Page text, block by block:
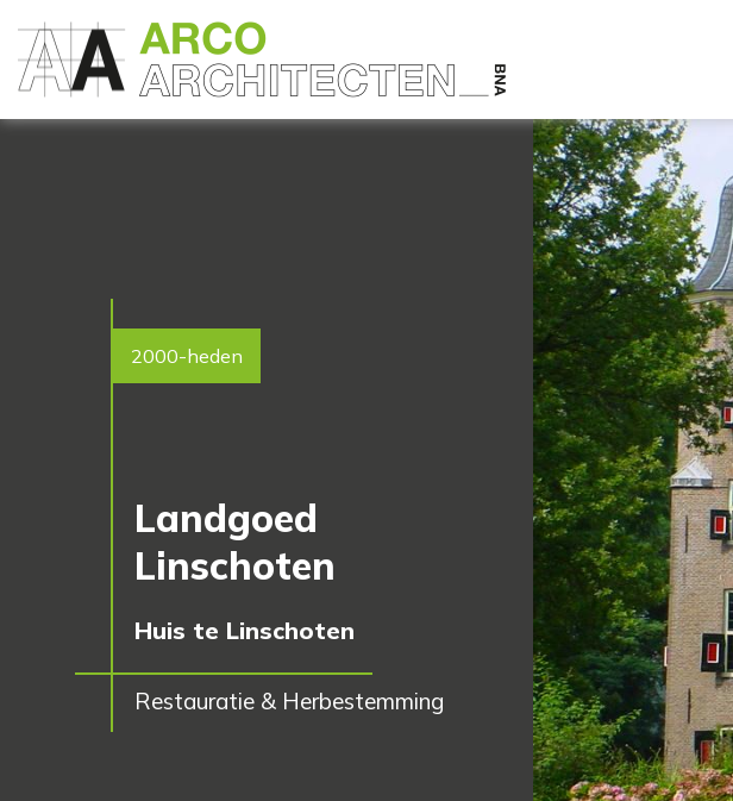
2000-heden
Landgoed
Linschoten
Huis te Linschoten
Restauratie & Herbestemming